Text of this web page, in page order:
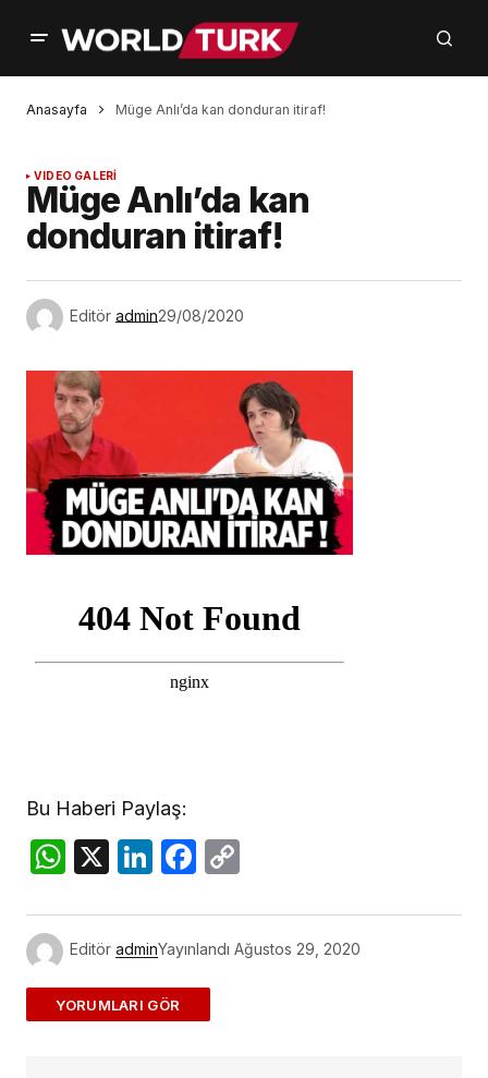
Anasayfa Müge Anlı’da kan donduran itiraf!
VIDEO GALERİ
Müge Anlı’da kan
donduran itiraf!
Editör admin29/08/2020
Bu Haberi Paylaş:
WhatsApp
X LinkedIn
Facebook
Editör adminYayınlandı Ağustos 29, 2020
ADD A COMMENT